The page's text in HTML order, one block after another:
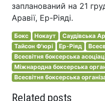
запланований на 21
Аравії, Ер-Ріяді.
Бокс Нокаут Саудівська
Тайсон Ф'юрі
Ер-Ріяд
Всесвітня боксерська
Міжнародна боксерська
Всесвітня боксерська
Related posts